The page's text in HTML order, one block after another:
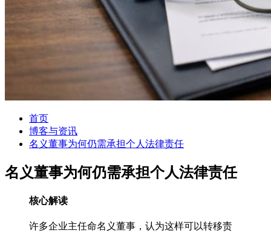
首页
博客与资讯
名义董事为何仍需承担个人法律责任
名义董事为何仍需承担个人法律责任
核心解读
许多企业主任命名义董事，认为这样可以转移责